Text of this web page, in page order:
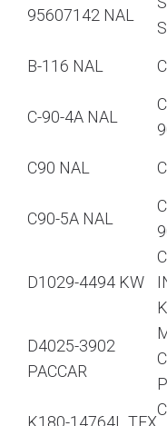
95607142 NAL
B-116 NAL
C-90-4A NAL
C90 NAL
C90-5A NAL
D1029-4494 KW
D4025-3902
PACCAR
K180-14764L TEX